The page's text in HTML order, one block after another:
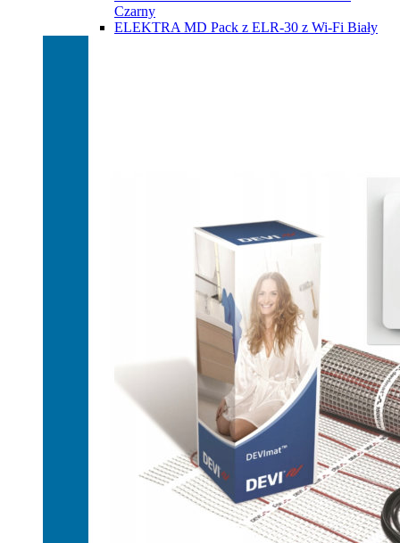
Czarny
ELEKTRA MD Pack z ELR-30 z Wi-Fi Biały